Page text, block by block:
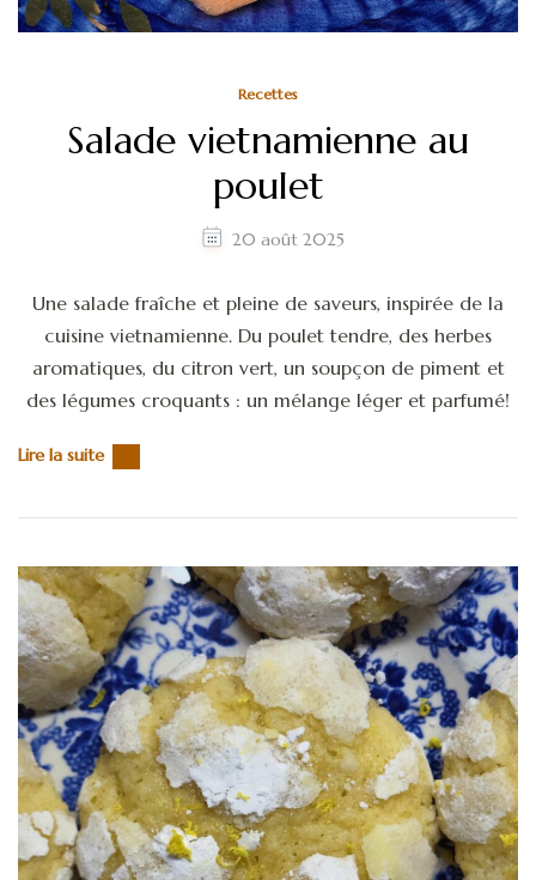
Recettes
Salade vietnamienne au
poulet
20 août 2025
Une salade fraîche et pleine de saveurs, inspirée de la
cuisine vietnamienne. Du poulet tendre, des herbes
aromatiques, du citron vert, un soupçon de piment et
des légumes croquants : un mélange léger et parfumé!
Lire la suite